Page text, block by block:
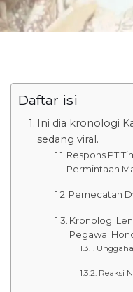
Daftar isi
Ini dia kronologi
sedang viral.
Respons PT
Permintaan
Pemecatan
Kronologi
Pegawai
Reaksi